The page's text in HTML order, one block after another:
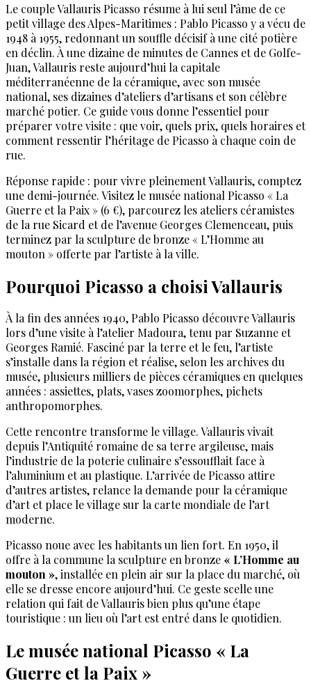
Le couple Vallauris Picasso résume à lui seul l’âme de ce
petit village des Alpes-Maritimes : Pablo Picasso y a vécu de
1948 à 1955, redonnant un souffle décisif à une cité potière
en déclin. À une dizaine de minutes de Cannes et de Golfe-
Juan, Vallauris reste aujourd’hui la capitale
méditerranéenne de la céramique, avec son musée
national, ses dizaines d’ateliers d’artisans et son célèbre
marché potier. Ce guide vous donne l’essentiel pour
préparer votre visite : que voir, quels prix, quels horaires et
comment ressentir l’héritage de Picasso à chaque coin de
rue.
Réponse rapide : pour vivre pleinement Vallauris, comptez
une demi-journée. Visitez le musée national Picasso « La
Guerre et la Paix » (6 €), parcourez les ateliers céramistes
de la rue Sicard et de l’avenue Georges Clemenceau, puis
terminez par la sculpture de bronze « L’Homme au
mouton » offerte par l’artiste à la ville.
Pourquoi Picasso a choisi Vallauris
À la fin des années 1940, Pablo Picasso découvre Vallauris
lors d’une visite à l’atelier Madoura, tenu par Suzanne et
Georges Ramié. Fasciné par la terre et le feu, l’artiste
s’installe dans la région et réalise, selon les archives du
musée, plusieurs milliers de pièces céramiques en quelques
années : assiettes, plats, vases zoomorphes, pichets
anthropomorphes.
Cette rencontre transforme le village. Vallauris vivait
depuis l’Antiquité romaine de sa terre argileuse, mais
l’industrie de la poterie culinaire s’essoufflait face à
l’aluminium et au plastique. L’arrivée de Picasso attire
d’autres artistes, relance la demande pour la céramique
d’art et place le village sur la carte mondiale de l’art
moderne.
Picasso noue avec les habitants un lien fort. En 1950, il
offre à la commune la sculpture en bronze « L’Homme au
mouton », installée en plein air sur la place du marché, où
elle se dresse encore aujourd’hui. Ce geste scelle une
relation qui fait de Vallauris bien plus qu’une étape
touristique : un lieu où l’art est entré dans le quotidien.
Le musée national Picasso « La
Guerre et la Paix »